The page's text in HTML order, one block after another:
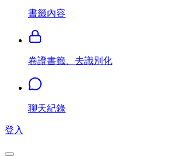
書籤內容
卷證書籤、去識別化
聊天紀錄
登入